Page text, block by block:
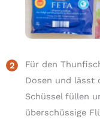
Für den
Dosen und lässt
Schüssel füllen
überschüssige